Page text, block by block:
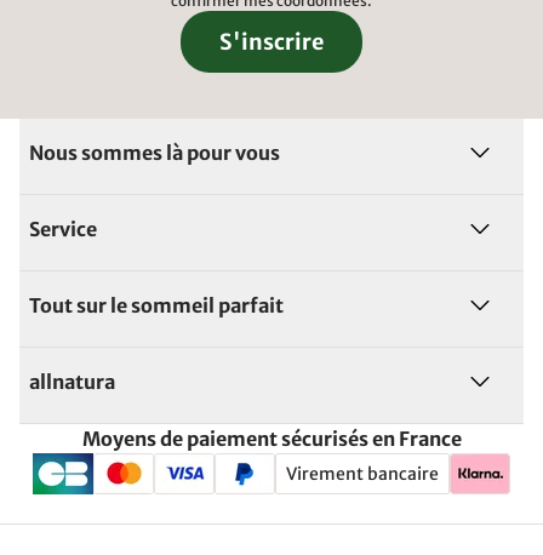
S'inscrire
Nous sommes là pour vous
Service
Tout sur le sommeil parfait
allnatura
Moyens de paiement sécurisés en France
Virement bancaire